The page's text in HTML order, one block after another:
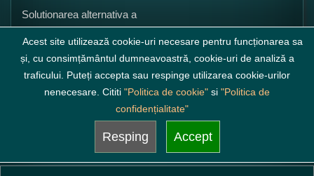
Solutionarea alternativa a
litigiilor
Acest site utilizează cookie-uri necesare pentru funcționarea sa
și, cu consimțământul dumneavoastră, cookie-uri de analiză a
traficului. Puteți accepta sau respinge utilizarea cookie-urilor
nenecesare. Cititi "Politica de cookie" si "Politica de
confidențialitate"
Resping Accept